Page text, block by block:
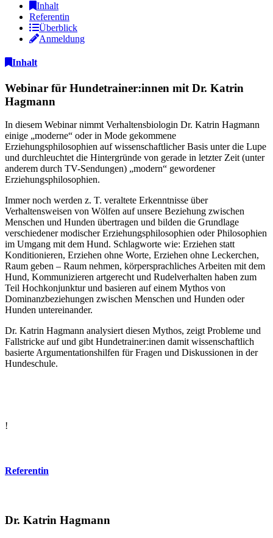
Inhalt
Referentin
Überblick
Anmeldung
Inhalt
Webinar für Hundetrainer:innen mit Dr. Katrin
Hagmann
In diesem Webinar nimmt Verhaltensbiologin Dr. Katrin Hagmann
einige „moderne“ oder in Mode gekommene
Erziehungsphilosophien auf wissenschaftlicher Basis unter die Lupe
und durchleuchtet die Hintergründe von gerade in letzter Zeit (unter
anderem durch TV-Sendungen) „modern“ gewordener
Erziehungsphilosophien.
Immer noch werden z. T. veraltete Erkenntnisse über
Verhaltensweisen von Wölfen auf unsere Beziehung zwischen
Menschen und Hunden übertragen und bilden die Grundlage
verschiedener modischer Erziehungsphilosophien oder Philosophien
im Umgang mit dem Hund. Schlagworte wie: Erziehen statt
Konditionieren, Erziehen ohne Worte, Erziehen ohne Leckerchen,
Raum geben – Raum nehmen, körpersprachliches Arbeiten mit dem
Hund, Kommunizieren artgerecht und Rudelverhalten haben zum
Teil Hochkonjunktur und basieren auf einem Mythos von
Dominanzbeziehungen zwischen Menschen und Hunden oder
Hunden untereinander.
Dr. Katrin Hagmann analysiert diesen Mythos, zeigt Probleme und
Fallstricke auf und gibt Hundetrainer:inen damit wissenschaftlich
basierte Argumentationshilfen für Fragen und Diskussionen in der
Hundeschule.
!
Referentin
Dr. Katrin Hagmann